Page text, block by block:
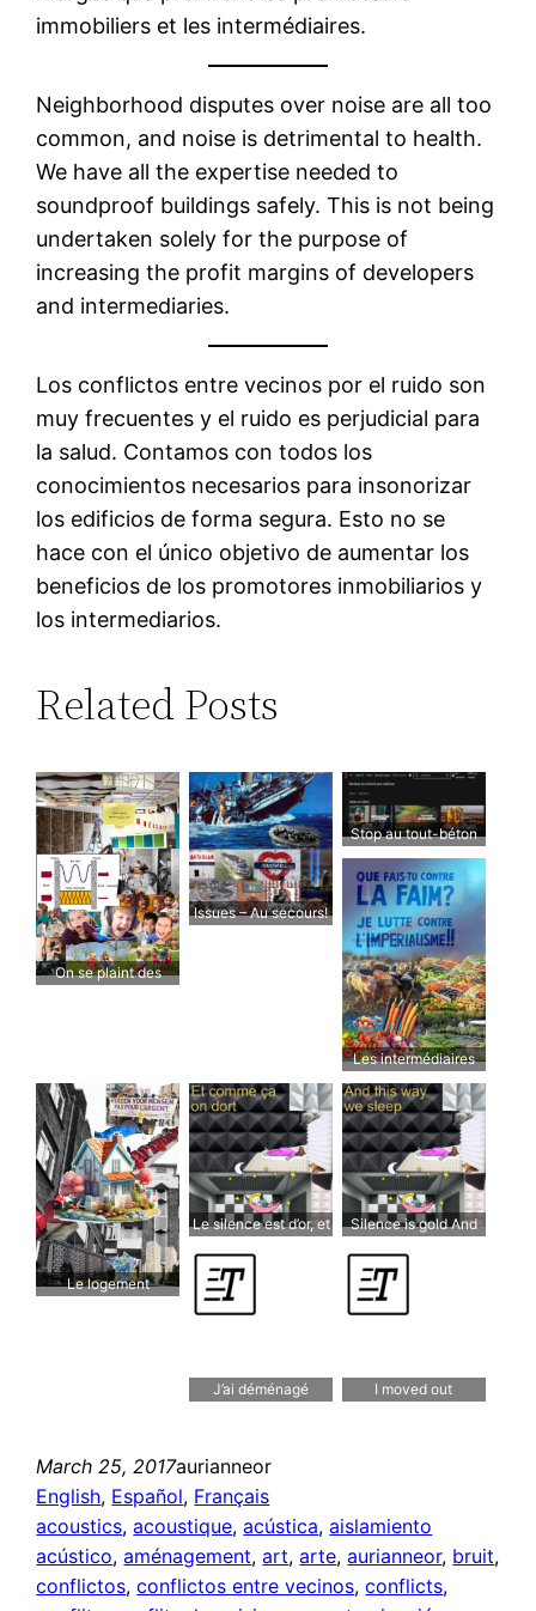
immobiliers et les intermédiaires.
Neighborhood disputes over noise are all too
common, and noise is detrimental to health.
We have all the expertise needed to
soundproof buildings safely. This is not being
undertaken solely for the purpose of
increasing the profit margins of developers
and intermediaries.
Los conflictos entre vecinos por el ruido son
muy frecuentes y el ruido es perjudicial para
la salud. Contamos con todos los
conocimientos necesarios para insonorizar
los edificios de forma segura. Esto no se
hace con el único objetivo de aumentar los
beneficios de los promotores inmobiliarios y
los intermediarios.
Related Posts
On se plaint des
Issues – Au secours!
Stop au tout-béton
Les intermédiaires
Le logement
Le silence est d’or, et
Silence is gold And
J’ai déménagé I moved out
March 25, 2017aurianneor
English, Español, Français
acoustics, acoustique, acústica, aislamiento
acústico, aménagement, art, arte, aurianneor, bruit
conflictos, conflictos entre vecinos, conflicts